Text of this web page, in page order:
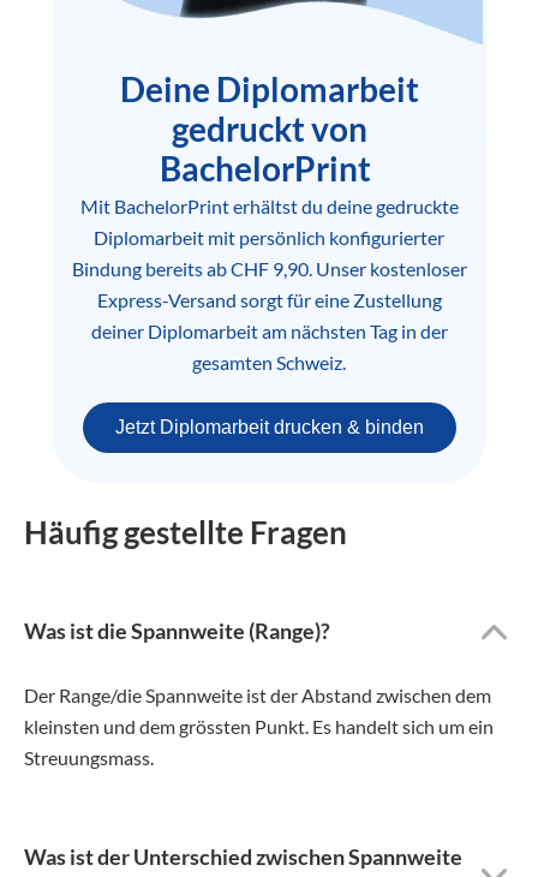
Deine Diplomarbeit
gedruckt von
BachelorPrint
Mit BachelorPrint erhältst du deine gedruckte
Diplomarbeit mit persönlich konfigurierter
Bindung bereits ab CHF 9,90. Unser kostenloser
Express-Versand sorgt für eine Zustellung
deiner Diplomarbeit am nächsten Tag in der
gesamten Schweiz.
Jetzt Diplomarbeit drucken & binden
Häufig gestellte Fragen
Was ist die Spannweite (Range)?
Der Range/die Spannweite ist der Abstand zwischen dem
kleinsten und dem grössten Punkt. Es handelt sich um ein
Streuungsmass.
Was ist der Unterschied zwischen Spannweite